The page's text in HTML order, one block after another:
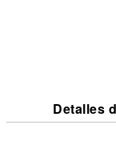
Detalles